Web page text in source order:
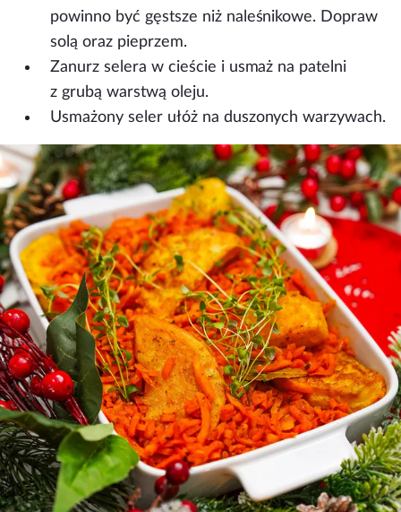
powinno być gęstsze niż naleśnikowe. Dopraw
solą oraz pieprzem.
Zanurz selera w cieście i usmaż na patelni
z grubą warstwą oleju.
Usmażony seler ułóż na duszonych warzywach.